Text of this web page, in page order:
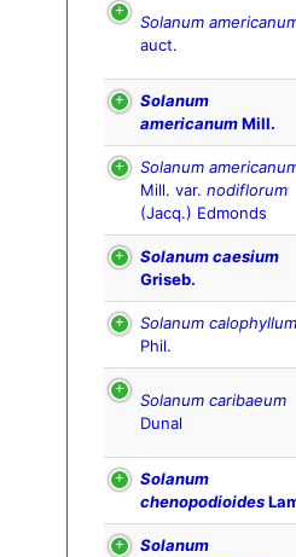
Solanum
auct.
Solanum
americanumMill.
Solanum
Mill. var. nodiflorum
(Jacq.) Edmonds
Solanum caesium
Griseb.
Solanum calophyllum
Phil.
Solanum caribaeum
Dunal
Solanum
chenopodioides
Solanum